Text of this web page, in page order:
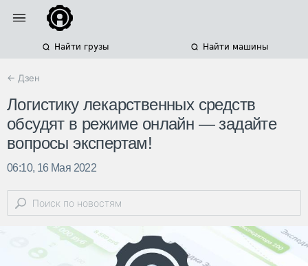
Найти грузы Найти машины
← Дзен
Логистику лекарственных средств
обсудят в режиме онлайн — задайте
вопросы экспертам!
06:10, 16 Мая 2022